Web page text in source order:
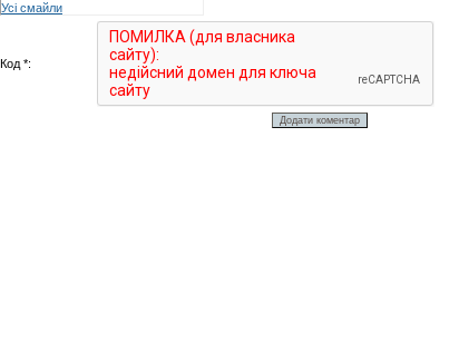
Усі смайли
Код *: